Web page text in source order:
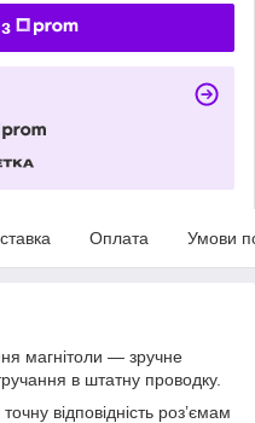
Оплата Умови
магнітоли — зручне
в штатну проводку.
відповідність роз’ємам